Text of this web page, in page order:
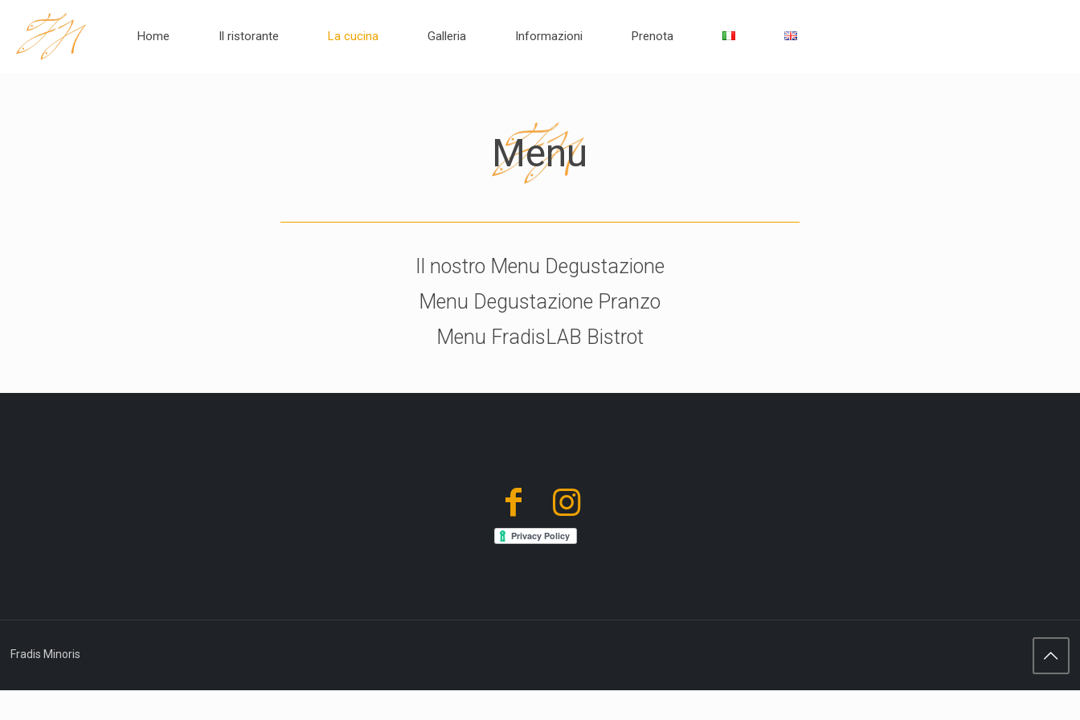
Home Il ristorante La cucina Galleria Informazioni Prenota
Menu
Il nostro Menu Degustazione
Menu Degustazione Pranzo
Menu FradisLAB Bistrot
Fradis Minoris